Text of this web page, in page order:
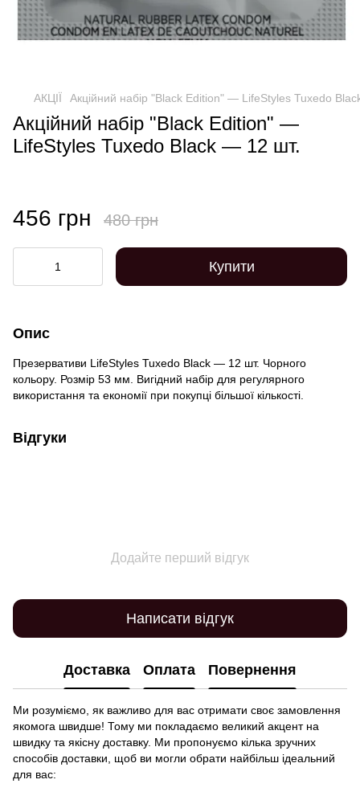
АКЦІЇ Акційний набір "Black Edition" — LifeStyles Tuxedo
Акційний набір "Black Edition" —
LifeStyles Tuxedo Black — 12 шт.
456 грн 480 грн
Купити
Опис
Презервативи LifeStyles Tuxedo Black — 12 шт. Чорного
кольору. Розмір 53 мм. Вигідний набір для регулярного
використання та економії при покупці більшої кількості.
Відгуки
Додайте перший відгук
Написати відгук
Доставка Оплата Повернення
Ми розуміємо, як важливо для вас отримати своє замовлення
якомога швидше! Тому ми покладаємо великий акцент на
швидку та якісну доставку. Ми пропонуємо кілька зручних
способів доставки, щоб ви могли обрати найбільш ідеальний
для вас: